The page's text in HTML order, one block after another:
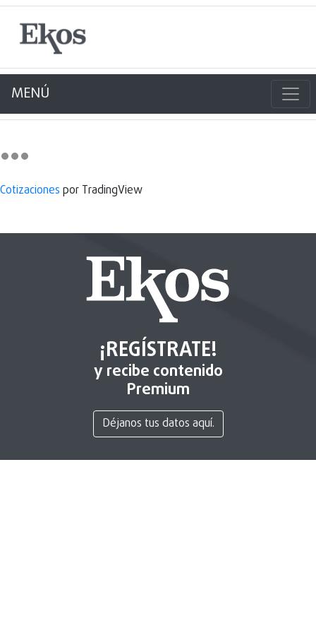
MENÚ
Cotizaciones por TradingView
¡REGÍSTRATE!
y recibe contenido
Premium
Déjanos tus datos aquí.